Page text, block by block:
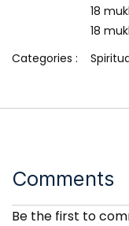
18
18
Categories :
Comments
Be the first to